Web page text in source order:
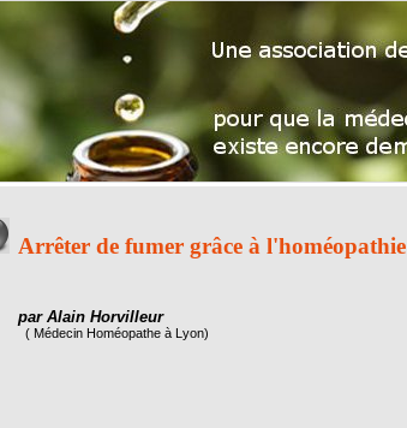
Arrêter de fumer grâce à l'homéopathie
par Alain Horvilleur
( Médecin Homéopathe à Lyon)